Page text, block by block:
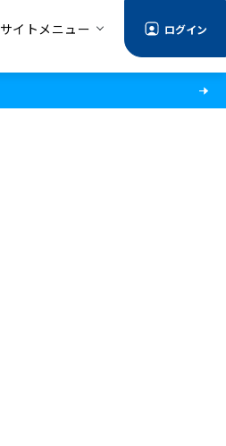
サイトメニュー ログイン